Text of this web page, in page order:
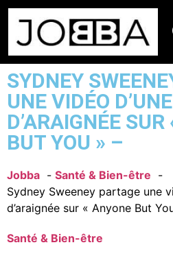
SYDNEY
UNE VIDÉO
D’ARAIGNÉE
BUT YOU » –
Jobba
Santé & Bien-être
Sydney Sweeney partage une
d’araignée sur « Anyone But
Santé & Bien-être